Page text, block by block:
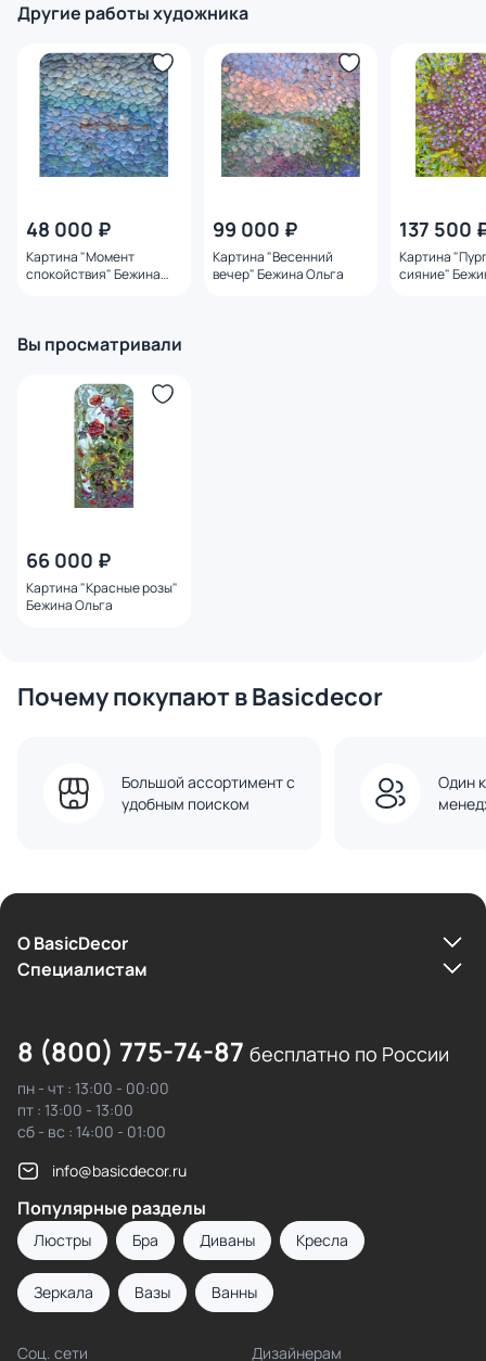
Другие работы художника
48 000 ₽
Картина "Момент
спокойствия" Бежина
99 000 ₽
Картина "Весенний
вечер" Бежина Ольга
137 500
Картина
сияние"
Вы просматривали
66 000 ₽
Картина "Красные розы"
Бежина Ольга
Почему покупают в Basicdecor
Большой ассортимент с
удобным поиском
Один
О BasicDecor
Cпециалистам
8 (800) 775-74-87 бесплатно по России
пн - чт : 13:00 - 00:00
пт : 13:00 - 13:00
сб - вс : 14:00 - 01:00
info@basicdecor.ru
Популярные разделы
Люстры Бра Диваны Кресла
Зеркала Вазы Ванны
Соц. сети Дизайнерам